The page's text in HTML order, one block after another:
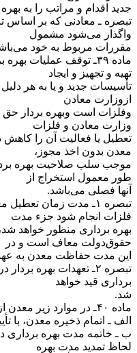
جدید اقدام و مراتب را به بهره
واگذار می‌شود مشمول
مقررات مربوط به خود
‌ماده ۳۹ـ توقف عملیات
تهیه و تجهیز و ایجاد
تأسیسات جدید و یا به هر
از‌وزارت معادن
وفلزات است وبهره بردار حق
وزارت معادن و فلزات
معدن بدون اخذ مجوز،
موجب سلب صلاحیت بهره
طور معمول استخراج از
آنها فصلی می‌باشد.
‌تبصره ۱ـ مدت زمان
فلزات انجام شود جزء مدت
بهره برداری منظور خواهد
حقوق‌دولت معاف است و در
این مدت حفاظت معدن به
‌تبصره ۲ـ تعهدات بهره
برداری قید خواهد
شد.
‌ماده ۴۰ـ در موارد زیر معدن از ید بهره بردار منتزع می‌شود:
‌الف ـ اتمام ذخیره معدن، با
ب ـ خاتمه مدت بهره برداری
لحاظ تمدید مدت بهره